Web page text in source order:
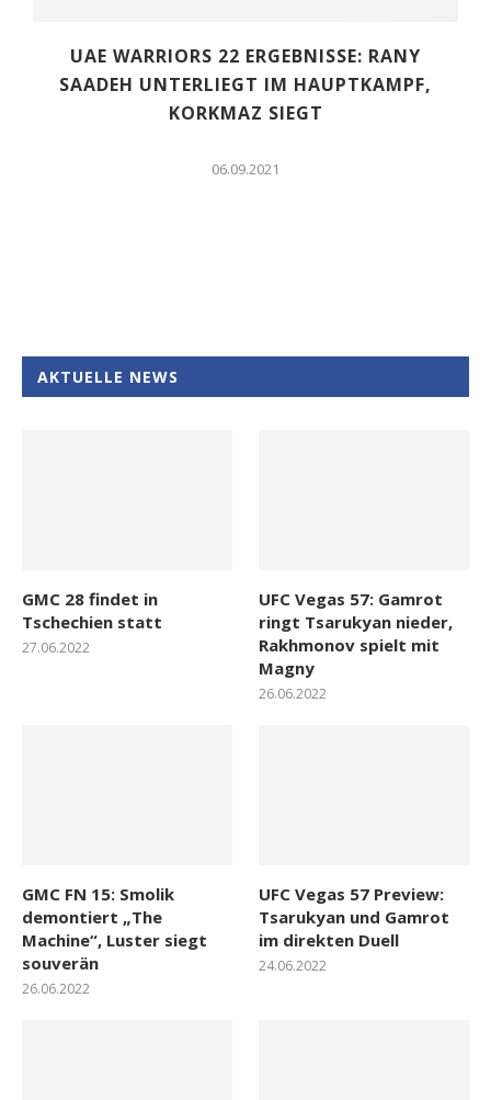
UAE WARRIORS 22 ERGEBNISSE: RANY
SAADEH UNTERLIEGT IM HAUPTKAMPF,
KORKMAZ SIEGT
06.09.2021
AKTUELLE NEWS
GMC 28 findet in
Tschechien statt
27.06.2022
UFC Vegas 57: Gamrot
ringt Tsarukyan nieder,
Rakhmonov spielt mit
Magny
26.06.2022
GMC FN 15: Smolik
demontiert „The
Machine“, Luster siegt
souverän
26.06.2022
UFC Vegas 57 Preview:
Tsarukyan und Gamrot
im direkten Duell
24.06.2022